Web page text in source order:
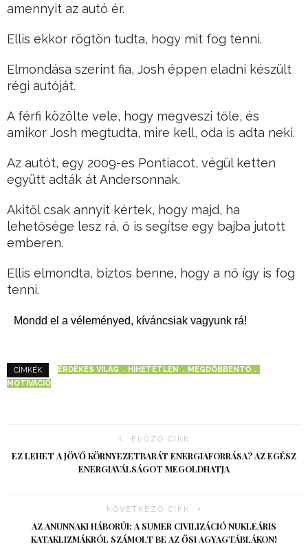
amennyit az autó ér.
Ellis ekkor rögtön tudta, hogy mit fog tenni.
Elmondása szerint fia, Josh éppen eladni készült
régi autóját.
A férfi közölte vele, hogy megveszi tőle, és
amikor Josh megtudta, mire kell, oda is adta neki.
Az autót, egy 2009-es Pontiacot, végül ketten
együtt adták át Andersonnak.
Akitől csak annyit kértek, hogy majd, ha
lehetősége lesz rá, ő is segítse egy bajba jutott
emberen.
Ellis elmondta, biztos benne, hogy a nő így is fog
tenni.
Mondd el a véleményed, kíváncsiak vagyunk rá!
CÍMKÉK ÉRDEKES VILÁG HIHETETLEN
MEGDÖBBENTŐ
MOTIVÁCIÓ
ELŐZŐ CIKK
EZ LEHET A JÖVŐ KÖRNYEZETBARÁT ENERGIAFORRÁSA? AZ EGÉSZ
ENERGIAVÁLSÁGOT MEGOLDHATJA
KÖVETKEZŐ CIKK
AZ ANUNNAKI HÁBORÚI: A SUMER CIVILIZÁCIÓ NUKLEÁRIS
KATAKLIZMÁKRÓL SZÁMOLT BE AZ ŐSI AGYAGTÁBLÁKON!